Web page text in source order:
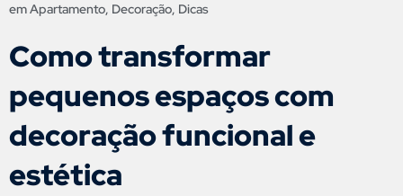
emApartamento, Decoração, Dicas
Como transformar
pequenos espaços com
decoração funcional e
estética